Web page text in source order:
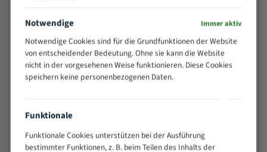
25 - 50
50 - 120
4/6
80 - 180
3/4
130 -
450
200 -
600
1,1/1,6
Notwendige Immer aktiv
Notwendige Cookies sind für die Grundfunktionen der Website
von entscheidender Bedeutung. Ohne sie kann die Website
nicht in der vorgesehenen Weise funktionieren. Diese Cookies
speichern keine personenbezogenen Daten.
Funktionale
Funktionale Cookies unterstützen bei der Ausführung
bestimmter Funktionen, z. B. beim Teilen des Inhalts der